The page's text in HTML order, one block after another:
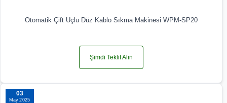
Otomatik Çift Uçlu Düz Kablo Sıkma Makinesi WPM-SP20
Şimdi Teklif Alın
03
May 2025